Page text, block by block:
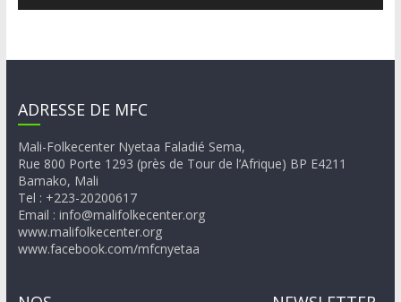
ADRESSE DE MFC
Mali-Folkecenter Nyetaa Faladié Sema,
Rue 800 Porte 1293 (près de Tour de l’Afrique) BP E4211
Bamako, Mali
Tel : +223-20200617
Email : info@malifolkecenter.org
www.malifolkecenter.org
www.facebook.com/mfcnyetaa